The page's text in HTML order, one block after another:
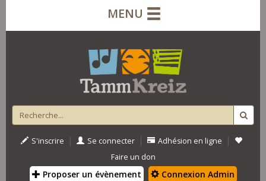
MENU
S'inscrire | Se connecter | Adhésion en ligne |
Faire un don
Proposer un évènement Connexion Admin